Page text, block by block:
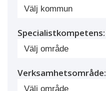
Specialistkompetens:
Verksamhetsområde: